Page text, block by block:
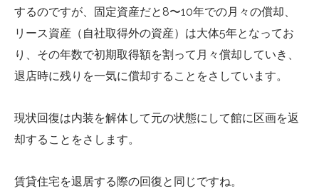
するのですが、固定資産だと8〜10年での月々の償却、
リース資産（自社取得外の資産）は大体5年となってお
り、その年数で初期取得額を割って月々償却していき、
退店時に残りを一気に償却することをさしています。
現状回復は内装を解体して元の状態にして館に区画を返
却することをさします。
賃貸住宅を退居する際の回復と同じですね。